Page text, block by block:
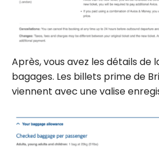
Après, vous avez les détails de
bagages. Les billets prime de
viennent avec une valise